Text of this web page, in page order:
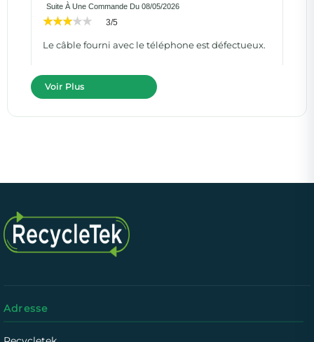
Suite À Une Commande Du 08/05/2026
3/5
Le câble fourni avec le téléphone est défectueux.
Voir Plus
Adresse